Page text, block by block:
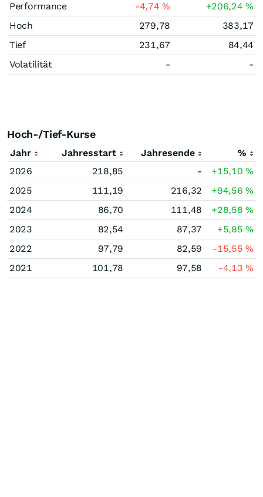
Performance
-4,74% +206,24%
Hoch
279,78
383,17
Tief
231,67
84,44
Volatilität
- -
Hoch-/Tief-Kurse
Jahr Jahresstart Jahresende
%
2026
218,85 - +15,10%
2025
111,19 216,32 +94,56%
2024
86,70 111,48 +28,58%
2023
82,54 87,37 +5,85%
2022
97,79 82,59 -15,55%
2021
101,78 97,58 -4,13%